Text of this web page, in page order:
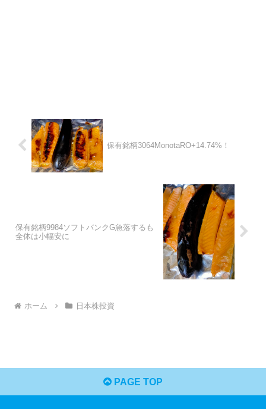
保有銘柄3064MonotaRO+14.74%！
保有銘柄9984ソフトバンクG急落するも
全体は小幅安に
ホーム 日本株投資
PAGE TOP